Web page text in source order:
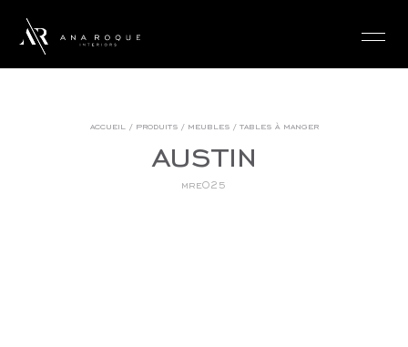
accueil/ produits/ meubles/ tables à manger
austin
mre025